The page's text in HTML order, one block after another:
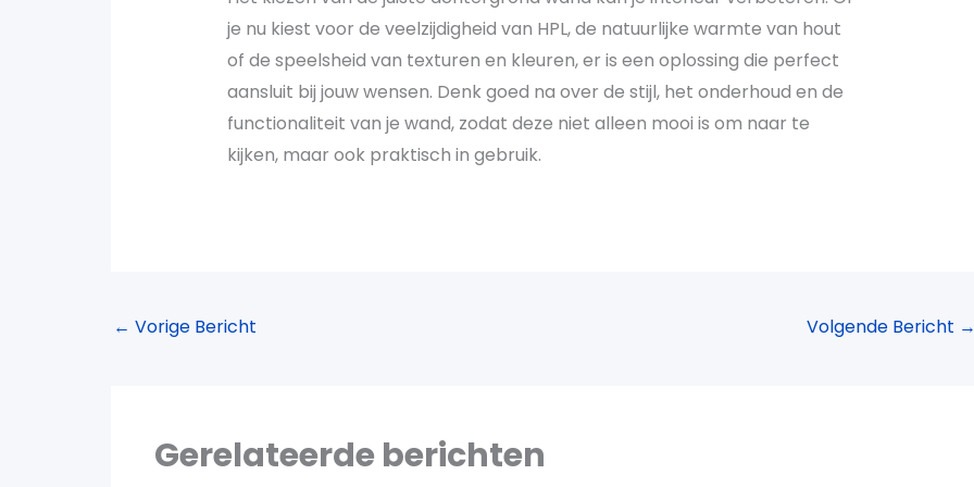
je nu kiest voor de veelzijdigheid van HPL, de natuurlijke warmte van hout
of de speelsheid van texturen en kleuren, er is een oplossing die perfect
aansluit bij jouw wensen. Denk goed na over de stijl, het onderhoud en de
functionaliteit van je wand, zodat deze niet alleen mooi is om naar te
kijken, maar ook praktisch in gebruik.
← Vorige Bericht Volgende Bericht
Gerelateerde berichten